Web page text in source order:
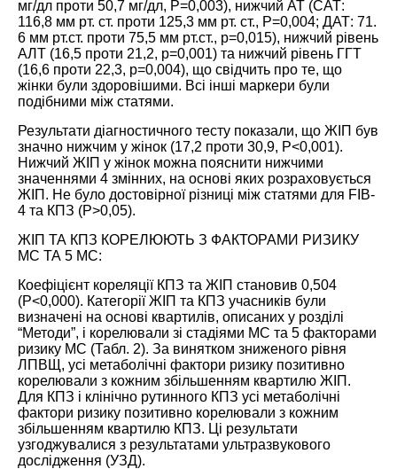
мг/дл проти 50,7 мг/дл, P=0,003), нижчий АТ (САТ:
116,8 мм рт. ст. проти 125,3 мм рт. ст., P=0,004; ДАТ: 71.
6 мм рт.ст. проти 75,5 мм рт.ст., р=0,015), нижчий рівень
АЛТ (16,5 проти 21,2, р=0,001) та нижчий рівень ГГТ
(16,6 проти 22,3, р=0,004), що свідчить про те, що
жінки були здоровішими. Всі інші маркери були
подібними між статями.
Результати діагностичного тесту показали, що ЖІП був
значно нижчим у жінок (17,2 проти 30,9, P<0,001).
Нижчий ЖІП у жінок можна пояснити нижчими
значеннями 4 змінних, на основі яких розраховується
ЖІП. Не було достовірної різниці між статями для FIB-
4 та КПЗ (P>0,05).
ЖІП ТА КПЗ КОРЕЛЮЮТЬ З ФАКТОРАМИ РИЗИКУ
МС ТА 5 МС:
Коефіцієнт кореляції КПЗ та ЖІП становив 0,504
(P<0,000). Категорії ЖІП та КПЗ учасників були
визначені на основі квартилів, описаних у розділі
“Методи”, і корелювали зі стадіями МС та 5 факторами
ризику МС (Табл. 2). За винятком зниженого рівня
ЛПВЩ, усі метаболічні фактори ризику позитивно
корелювали з кожним збільшенням квартилю ЖІП.
Для КПЗ і клінічно рутинного КПЗ усі метаболічні
фактори ризику позитивно корелювали з кожним
збільшенням квартилю КПЗ. Ці результати
узгоджувалися з результатами ультразвукового
дослідження (УЗД).